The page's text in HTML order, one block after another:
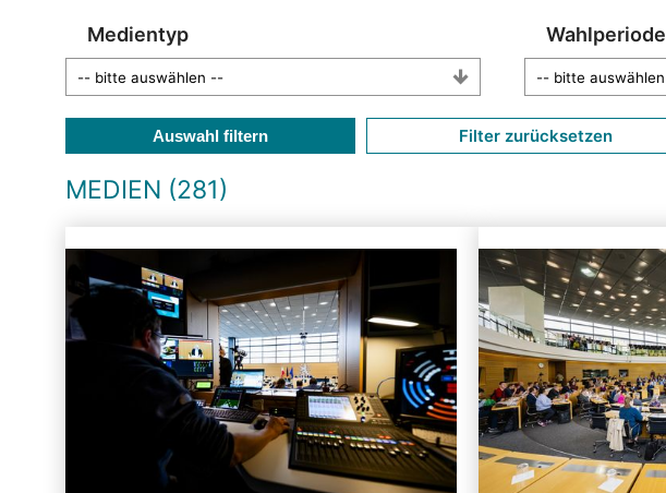
Medientyp Wahlperiode
Auswahl filtern Filter zurücksetzen
MEDIEN (281)